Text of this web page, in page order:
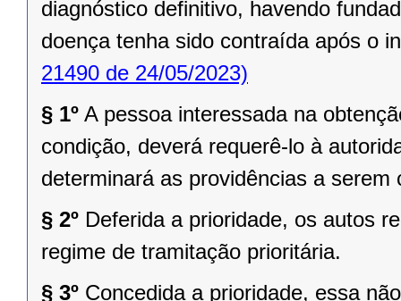
diagnóstico definitivo, havendo
doença tenha sido contraída após o
21490 de 24/05/2023)
§ 1º A pessoa interessada na
condição, deverá requerê-lo à
determinará as providências a serem
§ 2º Deferida a prioridade, os autos
regime de tramitação prioritária.
§ 3º Concedida a prioridade, essa